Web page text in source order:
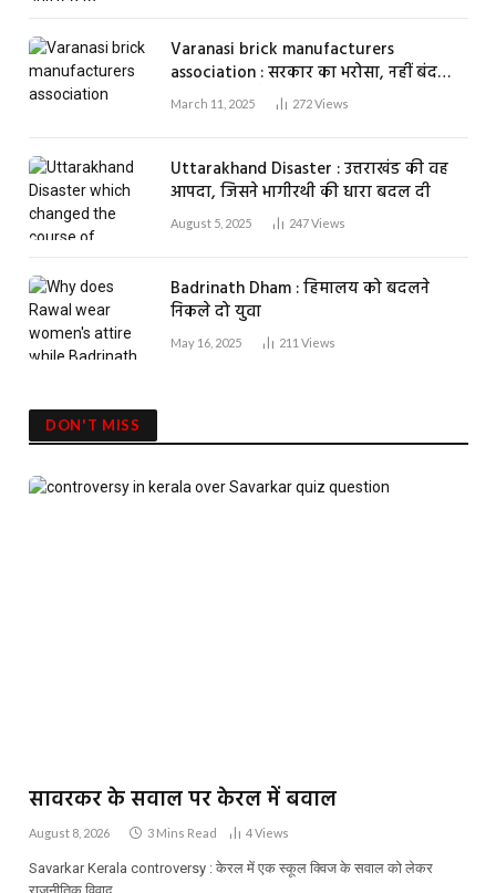
Varanasi brick manufacturers
association : सरकार का भरोसा, नहीं बंद
होगा एक भी ईंट भट्ठा
March 11, 2025 272Views
Uttarakhand Disaster : उत्तराखंड की वह
आपदा, जिसने भागीरथी की धारा बदल दी
August 5, 2025 247Views
Badrinath Dham : हिमालय को बदलने
निकले दो युवा
May 16, 2025 211 Views
DON'T MISS
सावरकर के सवाल पर केरल में बवाल
August 8, 2026 3 Mins Read 4Views
Savarkar Kerala controversy : केरल में एक स्कूल क्विज के सवाल को लेकर